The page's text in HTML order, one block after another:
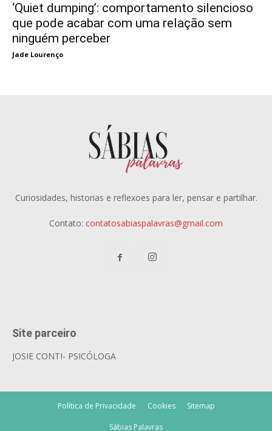
‘Quiet dumping’: comportamento silencioso
que pode acabar com uma relação sem
ninguém perceber
Jade Lourenço
Curiosidades, historias e reflexoes para ler, pensar e partilhar.
Contato: contatosabiaspalavras@gmail.com
Site parceiro
JOSIE CONTI- PSICÓLOGA
Política de Privacidade Cookies Sitemap
Sábias Palavras